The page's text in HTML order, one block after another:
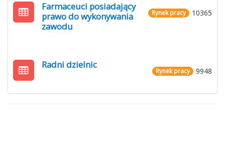
10365
Rynek pracy
Farmaceuci posiadający
prawo do wykonywania
zawodu
9948
Rynek pracy
Radni dzielnic